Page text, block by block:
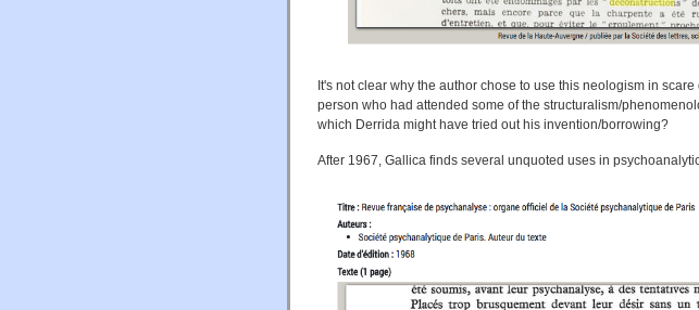
It's not clear why the author chose to use this neologism in
person who had attended some of the structuralism/
which Derrida might have tried out his invention/borrowing?
After 1967, Gallica finds several unquoted uses in